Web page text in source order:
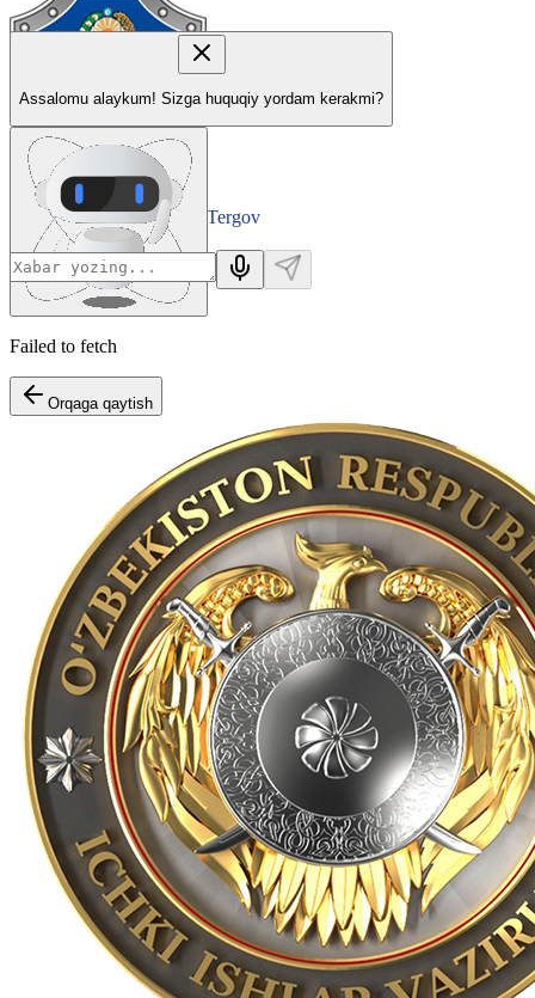
Tergov
Departamenti
Assalomu alaykum! Sizga huquqiy yordam kerakmi?
Failed to fetch
Orqaga qaytish